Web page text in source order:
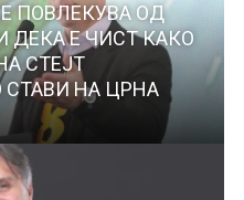
ПОВЛЕКУВА ОД
ДЕКА Е ЧИСТ КАКО
СТЕЈТ
СТАВИ НА ЦРНА